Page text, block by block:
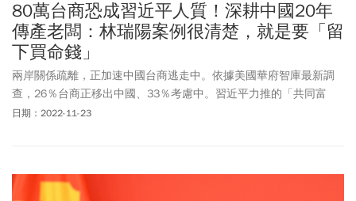
80萬台商恐成習近平人質！深耕中國20年
傳產老闆：林瑞陽案例很清楚，就是要「留
下買命錢」
兩岸關係疏離，正加速中國台商逃走中。依據美國華府智庫最新調
查，26％台商正移出中國、33％考慮中。習近平力推的「共同富
裕」政策，接下來，勢必帶來更大衝擊。有意撤出中國的台商，究
日期：2022-11-23